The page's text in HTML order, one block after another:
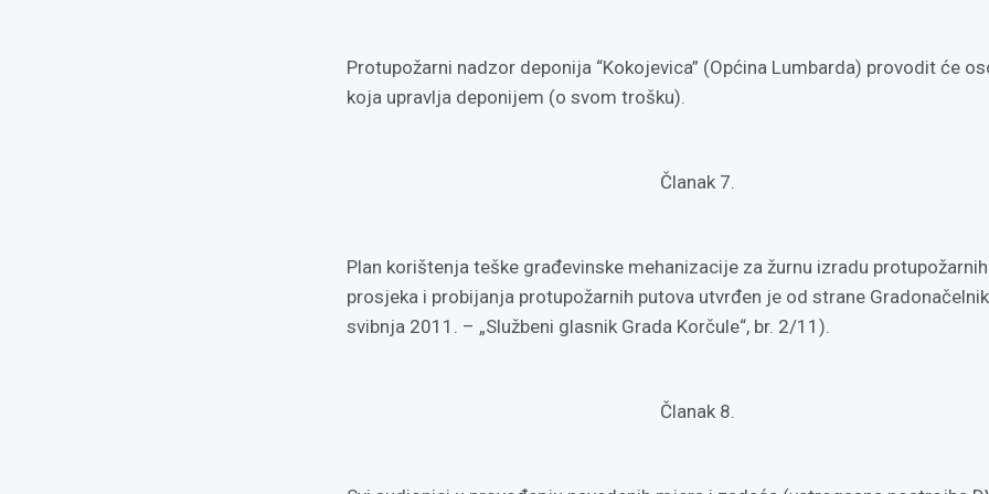
Protupožarni nadzor deponija “Kokojevica” (Općina Lumbarda) provodit će
koja upravlja deponijem (o svom trošku).
Članak 7.
Plan korištenja teške građevinske mehanizacije za žurnu izradu protupožarnih
prosjeka i probijanja protupožarnih putova utvrđen je od strane
svibnja 2011. – „Službeni glasnik Grada Korčule“, br. 2/11).
Članak 8.